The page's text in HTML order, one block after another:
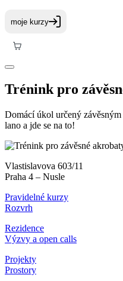
Trénink pro
Domácí úkol určený
lano a jde se na to!
Vlastislavova 603/11
Praha 4 – Nusle
Pravidelné kurzy
Rozvrh
Rezidence
Výzvy a open calls
Projekty
Prostory